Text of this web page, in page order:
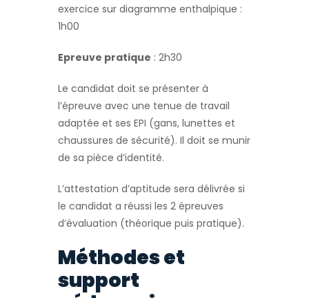
exercice sur diagramme enthalpique :
1h00
Epreuve pratique : 2h30
Le candidat doit se présenter à
l’épreuve avec une tenue de travail
adaptée et ses EPI (gans, lunettes et
chaussures de sécurité). Il doit se munir
de sa pièce d’identité.
L’attestation d’aptitude sera délivrée si
le candidat a réussi les 2 épreuves
d’évaluation (théorique puis pratique).
Méthodes et
support